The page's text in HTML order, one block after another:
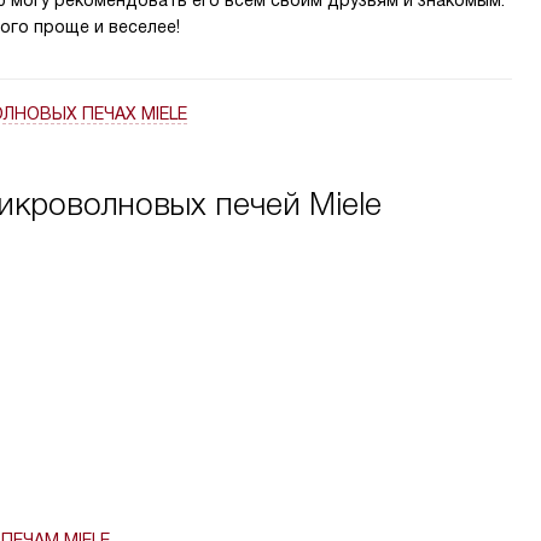
проще и веселее!
ПЕЧАХ MIELE
печей Miele